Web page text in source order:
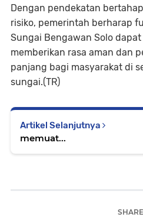
Dengan pendekatan
risiko, pemerintah berharap
Sungai Bengawan Solo
memberikan rasa aman dan
panjang bagi masyarakat di
sungai.(TR)
Artikel Selanjutnya
memuat...
SHARE